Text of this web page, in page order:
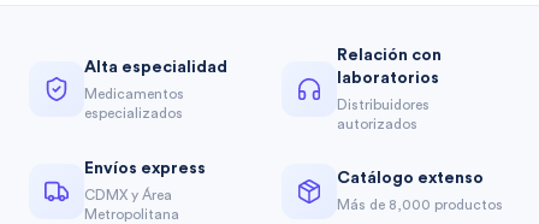
Alta especialidad
Medicamentos
especializados
Relación con
laboratorios
Distribuidores
autorizados
Envíos express
CDMX y Área
Metropolitana
Catálogo extenso
Más de 8,000 productos